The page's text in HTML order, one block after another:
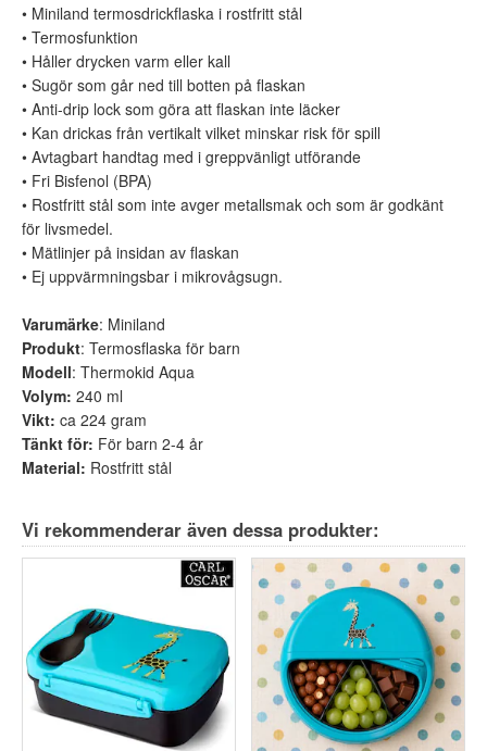
• Miniland termosdrickflaska i rostfritt stål
• Termosfunktion
• Håller drycken varm eller kall
• Sugör som går ned till botten på flaskan
• Anti-drip lock som göra att flaskan inte läcker
• Kan drickas från vertikalt vilket minskar risk för spill
• Avtagbart handtag med i greppvänligt utförande
• Fri Bisfenol (BPA)
• Rostfritt stål som inte avger metallsmak och som är godkänt
för livsmedel.
• Mätlinjer på insidan av flaskan
• Ej uppvärmningsbar i mikrovågsugn.
Varumärke: Miniland
Produkt: Termosflaska för barn
Modell: Thermokid Aqua
Volym: 240 ml
Vikt: ca 224 gram
Tänkt för: För barn 2-4 år
Material: Rostfritt stål
Vi rekommenderar även dessa produkter: